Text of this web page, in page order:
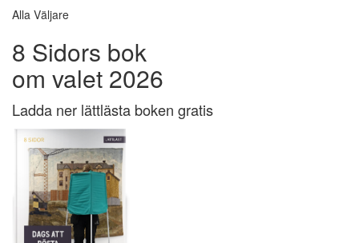
Alla Väljare
8 Sidors bok
om valet 2026
Ladda ner lättlästa boken gratis